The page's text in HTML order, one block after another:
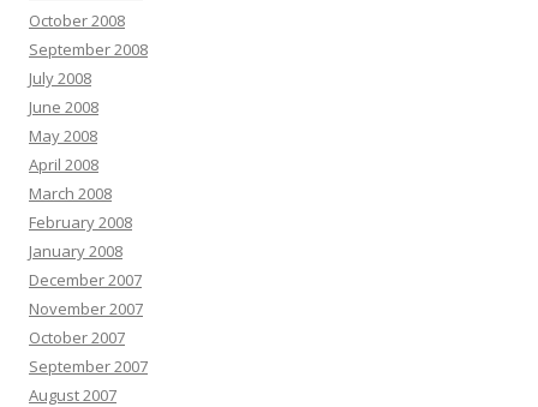
October 2008
September 2008
July 2008
June 2008
May 2008
April 2008
March 2008
February 2008
January 2008
December 2007
November 2007
October 2007
September 2007
August 2007